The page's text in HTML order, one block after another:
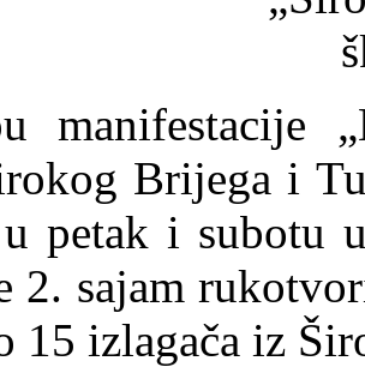
manifestacije
Brijega i
petak i subotu
2. sajam
15 izlagača iz